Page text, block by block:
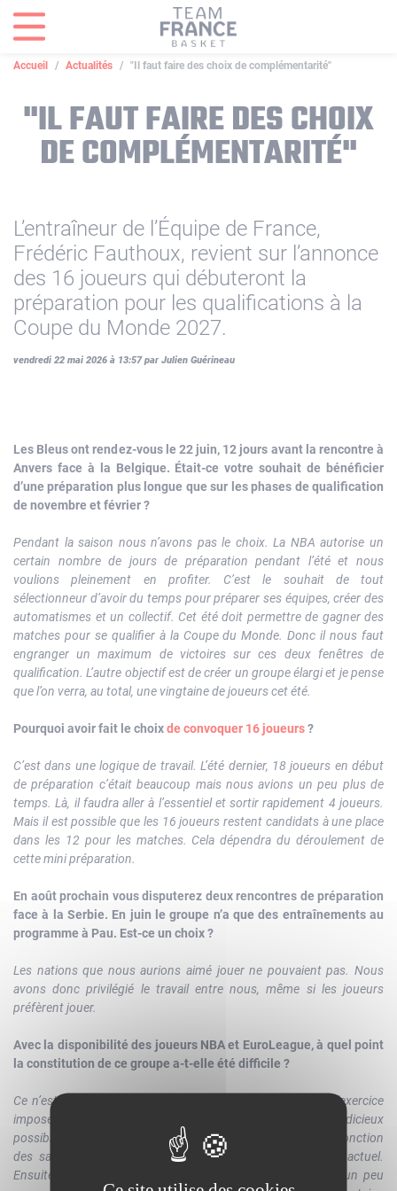
Accueil Actualités "Il faut faire des choix de complémentarité"
"IL FAUT FAIRE DES CHOIX
DE COMPLÉMENTARITÉ"
L’entraîneur de l’Équipe de France,
Frédéric Fauthoux, revient sur l’annonce
des 16 joueurs qui débuteront la
préparation pour les qualifications à la
Coupe du Monde 2027.
vendredi 22 mai 2026 à 13:57 par Julien Guérineau
Les Bleus ont rendez-vous le 22 juin, 12 jours avant la rencontre à
Anvers face à la Belgique. Était-ce votre souhait de bénéficier
d’une préparation plus longue que sur les phases de qualification
de novembre et février ?
Pendant la saison nous n’avons pas le choix. La NBA autorise un
certain nombre de jours de préparation pendant l’été et nous
voulions pleinement en profiter. C’est le souhait de tout
sélectionneur d’avoir du temps pour préparer ses équipes, créer des
automatismes et un collectif. Cet été doit permettre de gagner des
matches pour se qualifier à la Coupe du Monde. Donc il nous faut
engranger un maximum de victoires sur ces deux fenêtres de
qualification. L’autre objectif est de créer un groupe élargi et je pense
que l’on verra, au total, une vingtaine de joueurs cet été.
Pourquoi avoir fait le choixde convoquer 16 joueurs?
C’est dans une logique de travail. L’été dernier, 18 joueurs en début
de préparation c’était beaucoup mais nous avions un peu plus de
temps. Là, il faudra aller à l’essentiel et sortir rapidement 4 joueurs.
Mais il est possible que les 16 joueurs restent candidats à une place
dans les 12 pour les matches. Cela dépendra du déroulement de
cette mini préparation.
En août prochain vous disputerez deux rencontres de préparation
face à la Serbie. En juin le groupe n’a que des entraînements au
programme à Pau. Est-ce un choix ?
Les nations que nous aurions aimé jouer ne pouvaient pas. Nous
avons donc privilégié le travail entre nous, même si les joueurs
préfèrent jouer.
Avec la disponibilité des joueurs NBA et EuroLeague, à quel point
la constitution de ce groupe a-t-elle été difficile ?
Ce n’est pas la partie la plus simple du métier. Mais c’est l’exercice
imposé. On ne peut pas se plaindre et il faut être le plus judicieux
possible. Il faut faire des choix de complémentarité et en fonction
des saisons des joueurs. Ce qui importe, c’est le niveau actuel.
Ensuite, il y a des critères d’expérience, celle qui nous a un peu
Panneau de gestion des cookies